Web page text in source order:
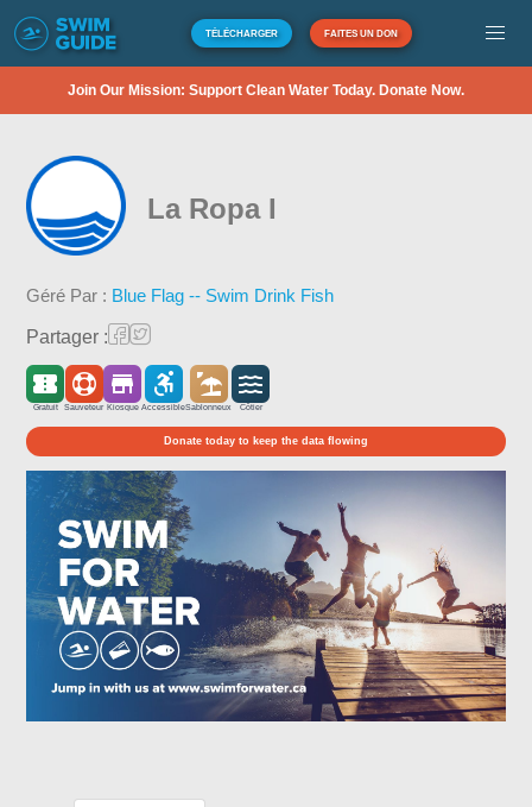
TÉLÉCHARGER FAITES UN DON
Join Our Mission: Support Clean Water Today. Donate Now.
La Ropa I
Géré Par : Blue Flag -- Swim Drink Fish
Partager :
Gratuit Sauveteur Kiosque AccessibleSablonneux Côtier
Donate today to keep the data flowing